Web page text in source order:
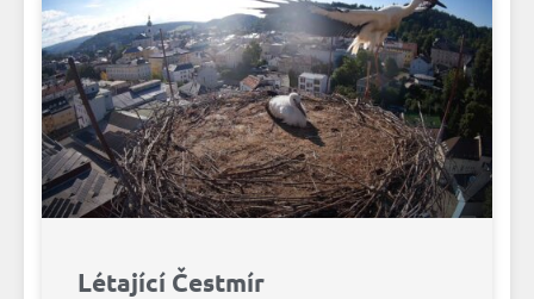
Létající Čestmír